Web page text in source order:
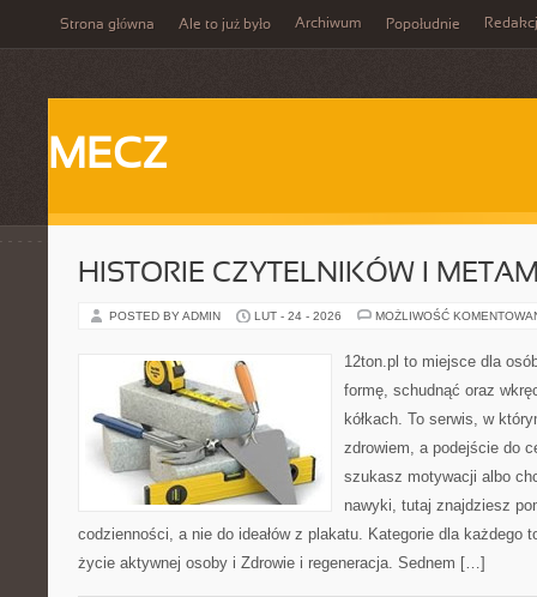
Strona główna Ale to już było Archiwum Popołudnie
MECZ
HISTORIE CZYTELNIKÓW I
POSTED BY ADMIN LUT - 24 - 2026 MOŻLIWOŚĆ
12ton.pl to miejsce dla
formę, schudnąć oraz
kółkach. To serwis, w
zdrowiem, a podejście do
szukasz motywacji albo
nawyki, tutaj znajdziesz
codzienności, a nie do ideałów z plakatu. Kategorie dla każdego
życie aktywnej osoby i Zdrowie i regeneracja. Sednem […]